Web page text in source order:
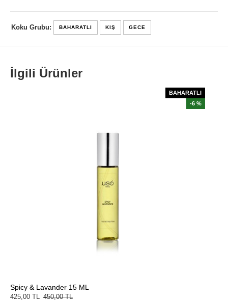
Koku Grubu: BAHARATLI KIŞ GECE
İlgili Ürünler
BAHARATLI
-6 %
Spicy & Lavander 15 ML
425,00 TL 450,00 TL